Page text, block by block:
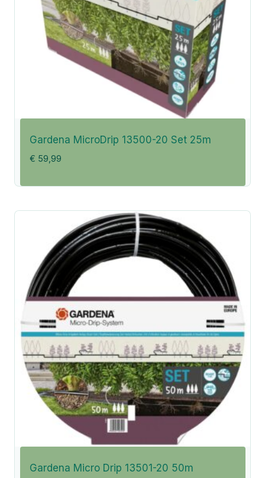
Gardena MicroDrip 13500-20 Set 25m
€ 59,99
Gardena Micro Drip 13501-20 50m